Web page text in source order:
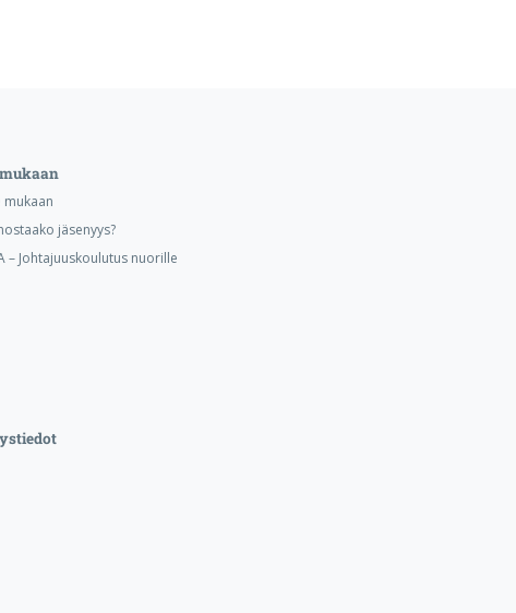
mukaan
jäsenyys?
– Johtajuuskoulutus nuorille